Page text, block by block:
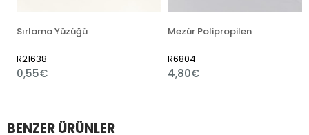
Sırlama Yüzüğü
R21638
0,55€
Mezür Polipropilen
R6804
4,80€
BENZER ÜRÜNLER